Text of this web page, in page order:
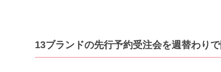
13ブランドの先行予約受注会を週替わり